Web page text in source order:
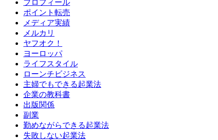
プロフィール
ポイント転売
メディア実績
メルカリ
ヤフオク！
ヨーロッパ
ライフスタイル
ローンチビジネス
主婦でもできる起業法
企業の教科書
出版関係
副業
勤めながらできる起業法
失敗しない起業法